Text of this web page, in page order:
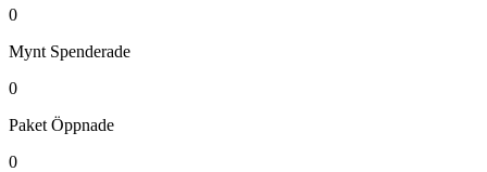
0
Mynt Spenderade
0
Paket Öppnade
0